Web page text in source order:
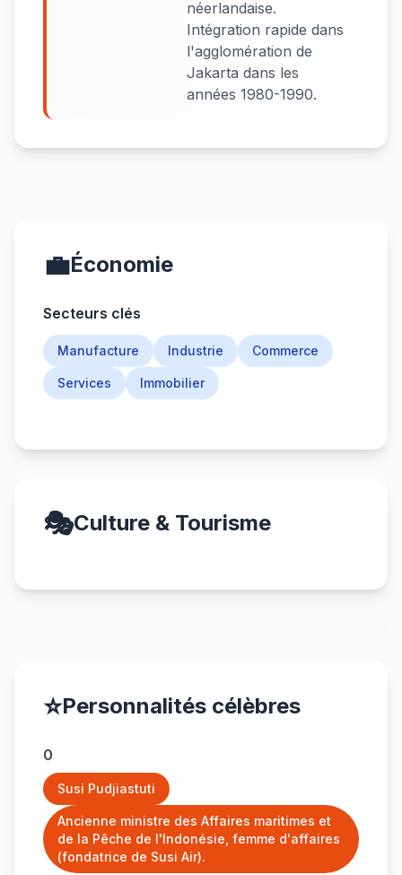
néerlandaise.
Intégration rapide dans
l'agglomération de
Jakarta dans les
années 1980-1990.
💼Économie
Secteurs clés
Manufacture Industrie Commerce
Services Immobilier
🎭Culture & Tourisme
⭐Personnalités célèbres
0
Susi Pudjiastuti
Ancienne ministre des Affaires maritimes et
de la Pêche de l'Indonésie, femme d'affaires
(fondatrice de Susi Air).